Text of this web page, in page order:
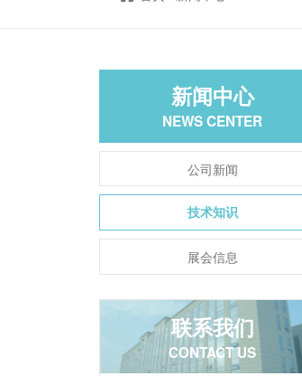
新闻中心
NEWS CENTER
公司新闻
技术知识
展会信息
联系我们
CONTACT US